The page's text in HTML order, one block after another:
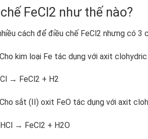
FeCl2 như thế nào?
cách để điều chế FeCl2 nhưng có 3
kim loại Fe tác dụng với axit clohydric
→ FeCl 2 + H2
sắt (II) oxit FeO tác dụng với axit
→ FeCl2 + H2O